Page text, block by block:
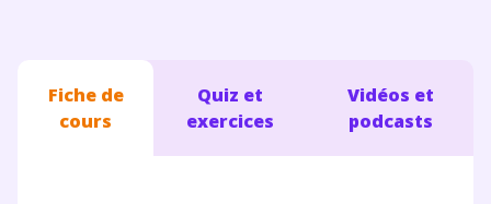
Fiche de
cours
Quiz et
exercices
Vidéos et
podcasts